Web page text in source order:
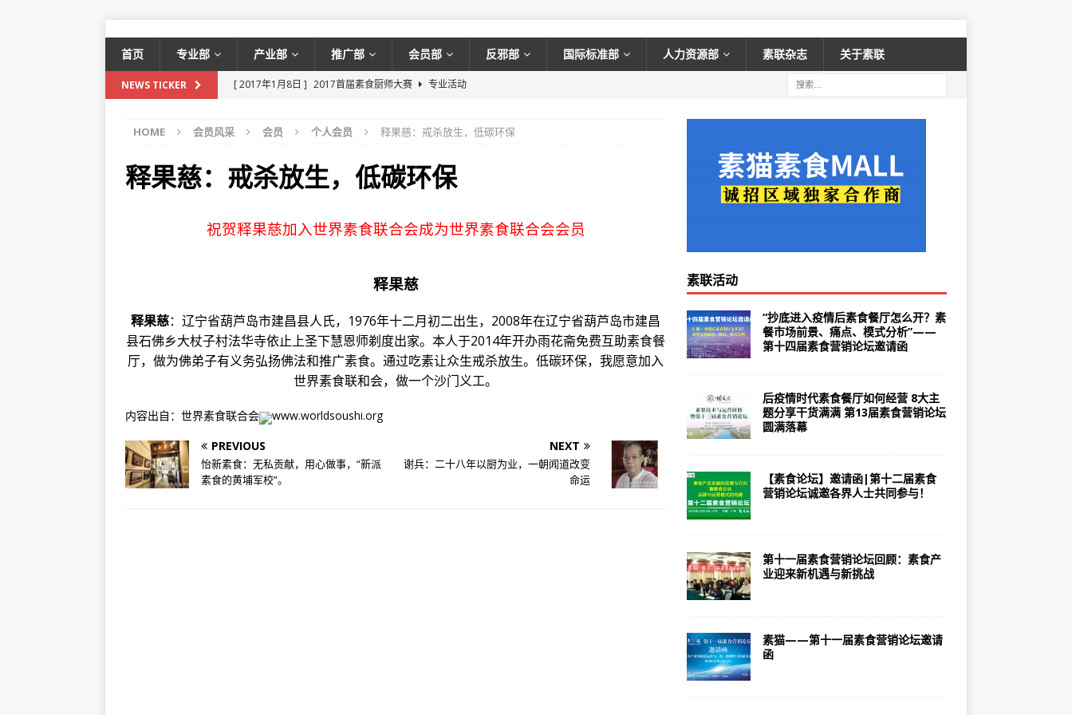
首页 专业部 产业部 推广部 会员部 反邪部 国际标准部 人力资源部 素联杂志 关于素联
NEWS TICKER [ 2017年1月8日 ] 2017首届素食厨师大赛
专业活动
食点餐率最高！
新闻资讯
[ 2023年12月12日 ] 27道素食菜谱，看这篇就够了！一应俱全，无敌下饭，你一定会喜欢，赶紧收
藏
菜谱
[ 2023年12月12日 ]
素食主义：是一种心灵革命，就是宣示自己的心灵不再沉沦
如何开好素食餐厅？如何策划素食菜品？如何理解佛教素食？12.26第十五届素
[ 2021年10月25日 ] 世界素食联合会简介
推荐阅读
[ 2019年10月19日 ] 【素食论坛】投资者必看|素食将成为你投资的正确方向！
最新消息
[ 2019年10月19日 ] 【素食论坛】为什么说素食营销论坛是素食业界最权威的论坛平台？
资讯
HOME 会员风采 会员 个人会员 释果慈：戒杀放生，低碳环保
释果慈：戒杀放生，低碳环保
祝贺释果慈加入世界素食联合会成为世界素食联合会会员
释果慈
释果慈：辽宁省葫芦岛市建昌县人氏，1976年十二月初二出生，2008年在辽宁省葫芦岛市建昌
县石佛乡大杖子村法华寺依止上圣下慧恩师剃度出家。本人于2014年开办雨花斋免费互助素食餐
厅，做为佛弟子有义务弘扬佛法和推广素食。通过吃素让众生戒杀放生。低碳环保，我愿意加入
世界素食联和会，做一个沙门义工。
内容出自：世界素食联合会
www.worldsoushi.org
PREVIOUS
怡新素食：无私贡献，用心做事，“新派
素食的黄埔军校”。
NEXT
谢兵：二十八年以厨为业，一朝闻道改变
命运
素联活动
“抄底进入疫情后素食餐厅怎么开？素
餐市场前景、痛点、模式分析”——
第十四届素食营销论坛邀请函
后疫情时代素食餐厅如何经营 8大主
题分享干货满满 第13届素食营销论坛
圆满落幕
【素食论坛】邀请函|第十二届素食
营销论坛诚邀各界人士共同参与！
第十一届素食营销论坛回顾：素食产
业迎来新机遇与新挑战
素猫——第十一届素食营销论坛邀请
函